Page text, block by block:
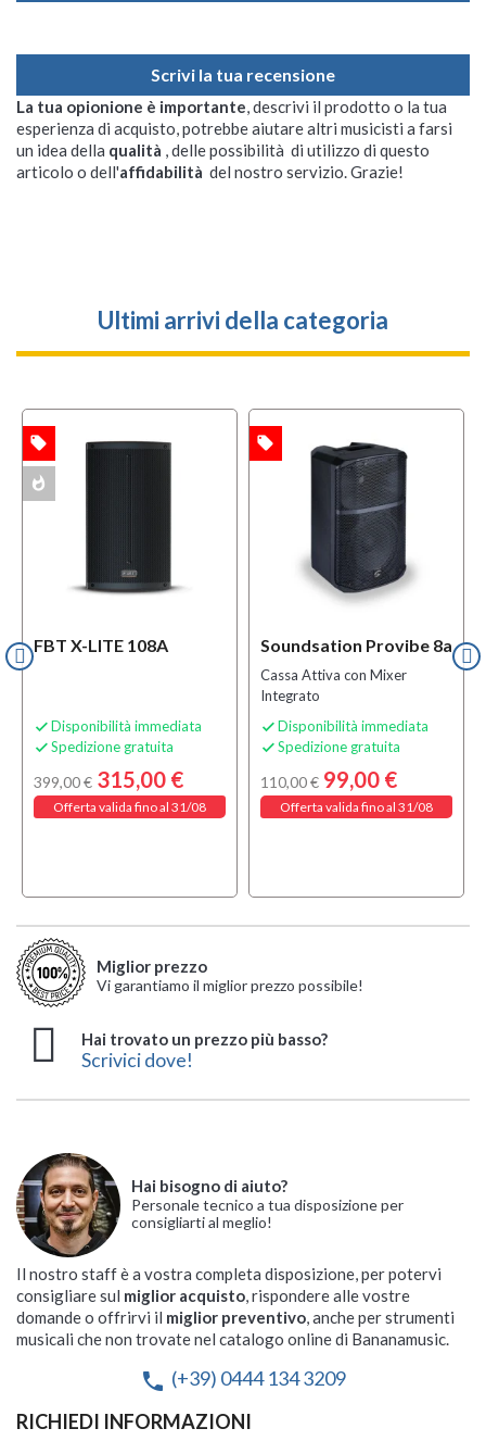
Scrivi la tua recensione
La tua opionione è importante, descrivi il prodotto o la tua
esperienza di acquisto, potrebbe aiutare altri musicisti a farsi
un idea della qualità , delle possibilità di utilizzo di questo
articolo o dell'affidabilità del nostro servizio. Grazie!
Ultimi arrivi della categoria
FBT X-LITE 108A
 Disponibilità immediata
 Spedizione gratuita
399,00 € 315,00 €
Offerta valida fino al 31/08
local_offer
whatshot
Soundsation Provibe 8a
Cassa Attiva con Mixer
Integrato
 Disponibilità immediata
 Spedizione gratuita
110,00 € 99,00 €
Offerta valida fino al 31/08
local_offer
Miglior prezzo
Vi garantiamo il miglior prezzo possibile!
Hai trovato un prezzo più basso?
Scrivici dove!
Hai bisogno di aiuto?
Personale tecnico a tua disposizione per
consigliarti al meglio!
Il nostro staff è a vostra completa disposizione, per potervi
consigliare sul miglior acquisto, rispondere alle vostre
domande o offrirvi il miglior preventivo, anche per strumenti
musicali che non trovate nel catalogo online di Bananamusic.
phone (+39) 0444 134 3209
RICHIEDI INFORMAZIONI